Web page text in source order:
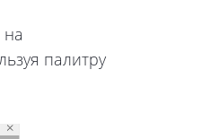
палитру